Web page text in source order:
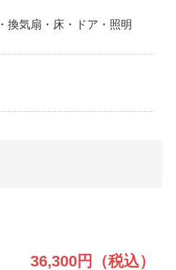
換気扇・床・ドア・照明
36,300円（税込）